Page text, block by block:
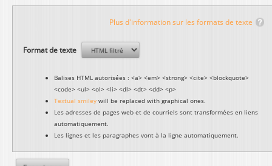
Plus d'information sur les formats de texte
Format de texte
Balises HTML autorisées : <a> <em> <strong> <cite> <blockquote>
<code> <ul> <ol> <li> <dl> <dt> <dd> <p>
Textual smiley will be replaced with graphical ones.
Les adresses de pages web et de courriels sont transformées en liens
automatiquement.
Les lignes et les paragraphes vont à la ligne automatiquement.